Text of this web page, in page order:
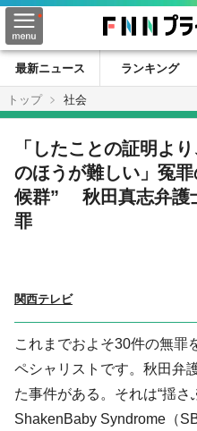
最新ニュース ランキング
トップ
社会
「したことの証明よ
のほうが難しい」冤
候群” 秋田真志弁護
罪
関西テレビ
これまでおよそ30件の無罪
ペシャリストです。秋田弁
た事件がある。それは“揺さ
ShakenBaby Syndrome（